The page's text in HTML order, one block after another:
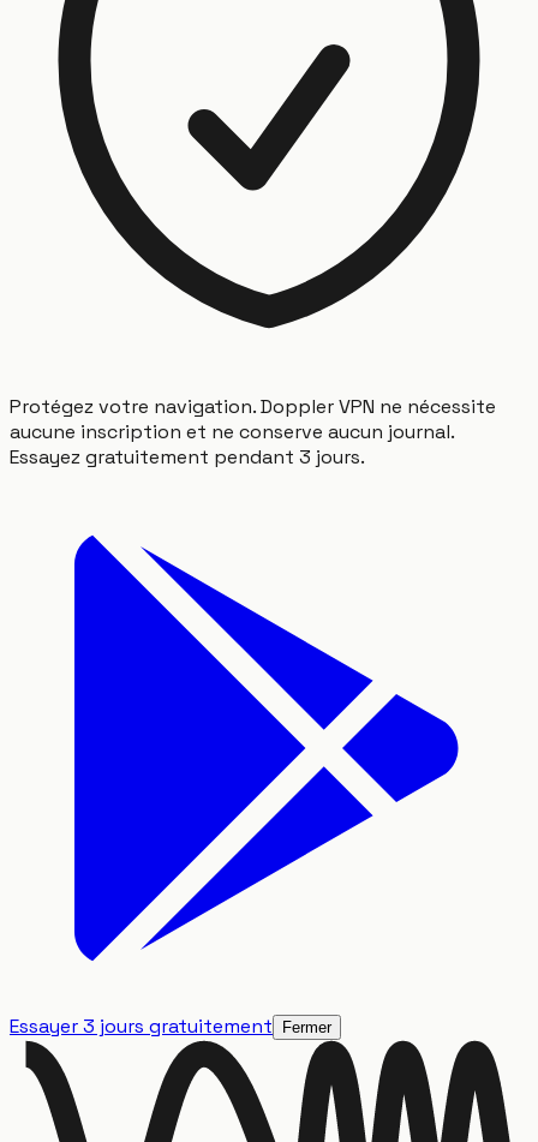
Protégez votre navigation. Doppler VPN ne nécessite
aucune inscription et ne conserve aucun journal.
Essayez gratuitement pendant 3 jours.
Essayer 3 jours gratuitement Fermer